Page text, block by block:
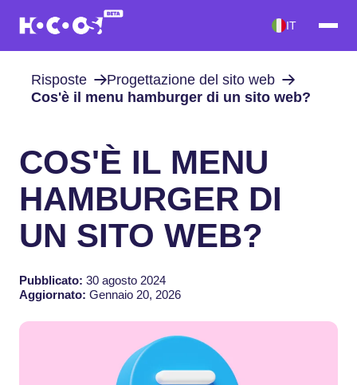
IT
Risposte
Progettazione del sito web
Cos'è il menu hamburger di un sito web?
COS'È IL MENU
HAMBURGER DI
UN SITO WEB?
Pubblicato: 30 agosto 2024
Aggiornato: Gennaio 20, 2026